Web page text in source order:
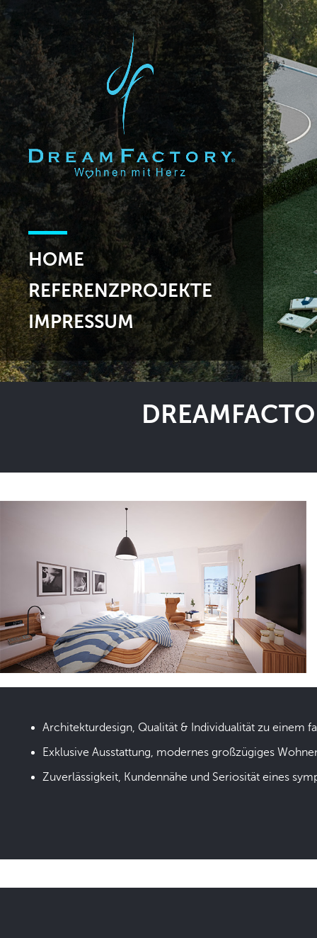
HOME
REFERENZPROJEKTE
IMPRESSUM
Architekturdesign, Qualität & Individualität zu einem
Exklusive Ausstattung, modernes großzügiges
Zuverlässigkeit, Kundennähe und Seriosität eines